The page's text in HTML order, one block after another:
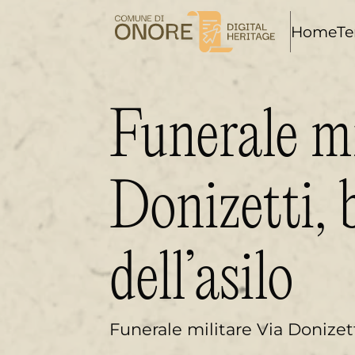
Home
Funerale
Donizetti,
dell’asilo
Funerale militare Via